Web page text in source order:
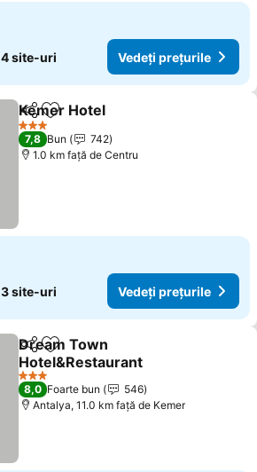
4 site-uri Vedeți prețurile
DistribuițiAdăugaţi la favorite
Kemer Hotel
3 Stele
7,8 Bun
742
1.0 km faţă de Centru
3 site-uri Vedeți prețurile
DistribuițiAdăugaţi la favorite
Dream Town
Hotel&Restaurant
Vedeți prețurile
3 Stele
8,0 Foarte bun
546
Antalya, 11.0 km faţă de Kemer